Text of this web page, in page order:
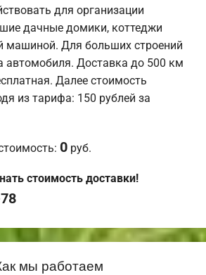
для организации
дачные домики, коттеджи
машиной. Для больших строений
автомобиля. Доставка до 500 км
Далее стоимость
из тарифа: 150 рублей за
0 руб.
стоимость доставки!
мы работаем